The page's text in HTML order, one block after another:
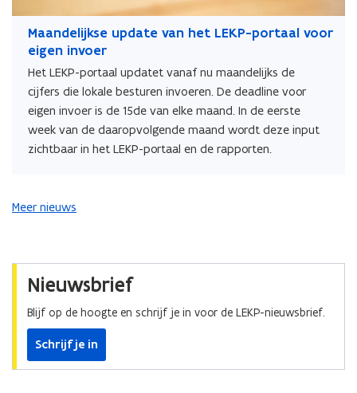
Maandelijkse update van het LEKP-portaal voor
eigen invoer
Het LEKP-portaal updatet vanaf nu maandelijks de
cijfers die lokale besturen invoeren. De deadline voor
eigen invoer is de 15de van elke maand. In de eerste
week van de daaropvolgende maand wordt deze input
zichtbaar in het LEKP-portaal en de rapporten.
Meer nieuws
Nieuwsbrief
Blijf op de hoogte en schrijf je in voor de LEKP-nieuwsbrief.
Schrijf je in